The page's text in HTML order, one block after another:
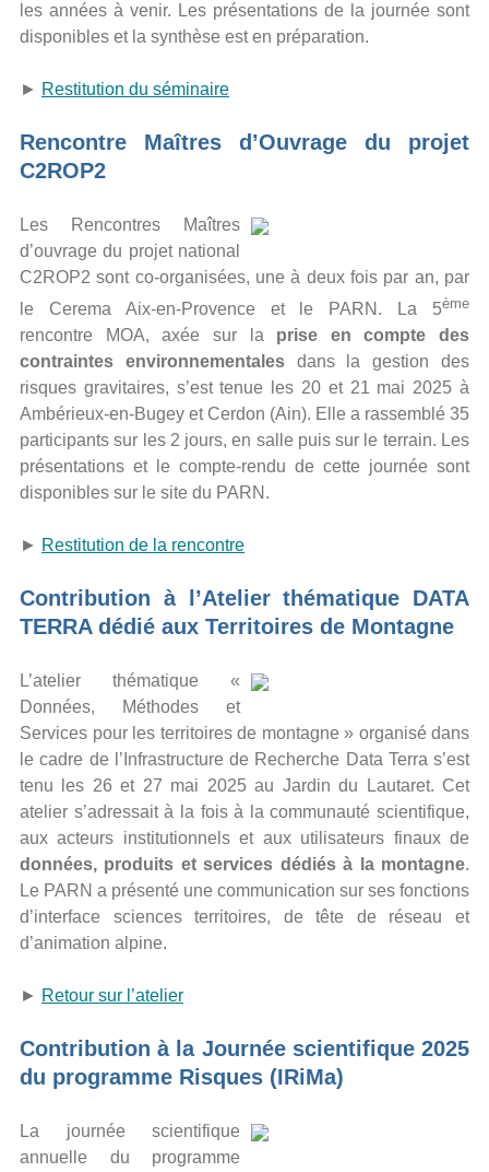
les années à venir. Les présentations de la journée sont
disponibles et la synthèse est en préparation.
► Restitution du séminaire
Rencontre Maîtres d’Ouvrage du projet
C2ROP2
Les Rencontres Maîtres
d’ouvrage du projet national
C2ROP2 sont co-organisées, une à deux fois par an, par
le Cerema Aix-en-Provence et le PARN. La 5ème
rencontre MOA, axée sur la prise en compte des
contraintes environnementales dans la gestion des
risques gravitaires, s’est tenue les 20 et 21 mai 2025 à
Ambérieux-en-Bugey et Cerdon (Ain). Elle a rassemblé 35
participants sur les 2 jours, en salle puis sur le terrain. Les
présentations et le compte-rendu de cette journée sont
disponibles sur le site du PARN.
► Restitution de la rencontre
Contribution à l’Atelier thématique DATA
TERRA dédié aux Territoires de Montagne
L’atelier thématique «
Données, Méthodes et
Services pour les territoires de montagne » organisé dans
le cadre de l’Infrastructure de Recherche Data Terra s’est
tenu les 26 et 27 mai 2025 au Jardin du Lautaret. Cet
atelier s’adressait à la fois à la communauté scientifique,
aux acteurs institutionnels et aux utilisateurs finaux de
données, produits et services dédiés à la montagne.
Le PARN a présenté une communication sur ses fonctions
d’interface sciences territoires, de tête de réseau et
d’animation alpine.
► Retour sur l’atelier
Contribution à la Journée scientifique 2025
du programme Risques (IRiMa)
La journée scientifique
annuelle du programme